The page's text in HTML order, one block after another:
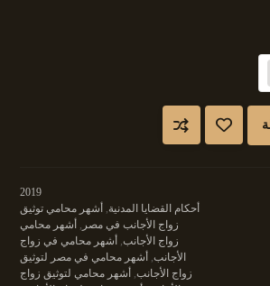
2019
أحكام القضايا المدنية أشهر محامي توثيق
زواج الأجانب في مصر
أشهر محامي
زواج الأجانب, أشهر محامي في زواج
الأجانب, أشهر محامي في مصر لتوثيق
زواج الأجانب, أشهر محامي لتوثيق زواج